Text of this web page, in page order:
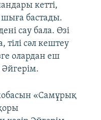
кетті,
шыға бастады.
сау бала. Өзі
тілі сәл кештеу
олардан еш
«Самұрық